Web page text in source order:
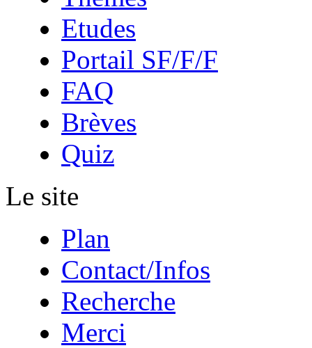
Etudes
Portail SF/F/F
FAQ
Brèves
Quiz
Le site
Plan
Contact/Infos
Recherche
Merci